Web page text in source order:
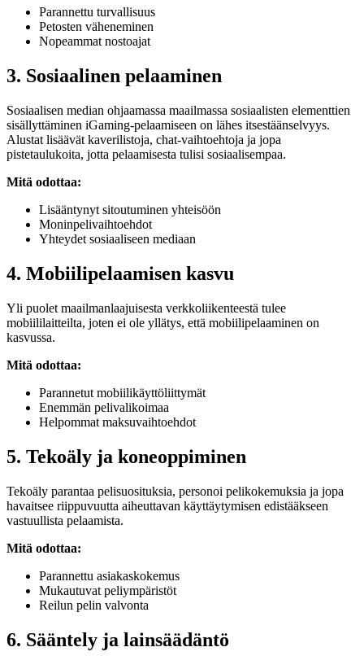
Parannettu turvallisuus
Petosten väheneminen
Nopeammat nostoajat
3. Sosiaalinen pelaaminen
Sosiaalisen median ohjaamassa maailmassa sosiaalisten elementtien
sisällyttäminen iGaming-pelaamiseen on lähes itsestäänselvyys.
Alustat lisäävät kaverilistoja, chat-vaihtoehtoja ja jopa
pistetaulukoita, jotta pelaamisesta tulisi sosiaalisempaa.
Mitä odottaa:
Lisääntynyt sitoutuminen yhteisöön
Moninpelivaihtoehdot
Yhteydet sosiaaliseen mediaan
4. Mobiilipelaamisen kasvu
Yli puolet maailmanlaajuisesta verkkoliikenteestä tulee
mobiililaitteilta, joten ei ole yllätys, että mobiilipelaaminen on
kasvussa.
Mitä odottaa:
Parannetut mobiilikäyttöliittymät
Enemmän pelivalikoimaa
Helpommat maksuvaihtoehdot
5. Tekoäly ja koneoppiminen
Tekoäly parantaa pelisuosituksia, personoi pelikokemuksia ja jopa
havaitsee riippuvuutta aiheuttavan käyttäytymisen edistääkseen
vastuullista pelaamista.
Mitä odottaa:
Parannettu asiakaskokemus
Mukautuvat peliympäristöt
Reilun pelin valvonta
6. Sääntely ja lainsäädäntö